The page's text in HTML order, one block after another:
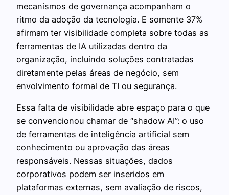
mecanismos de governança acompanham o
ritmo da adoção da tecnologia. E somente 37%
afirmam ter visibilidade completa sobre todas as
ferramentas de IA utilizadas dentro da
organização, incluindo soluções contratadas
diretamente pelas áreas de negócio, sem
envolvimento formal de TI ou segurança.
Essa falta de visibilidade abre espaço para o que
se convencionou chamar de “shadow AI”: o uso
de ferramentas de inteligência artificial sem
conhecimento ou aprovação das áreas
responsáveis. Nessas situações, dados
corporativos podem ser inseridos em
plataformas externas, sem avaliação de riscos,